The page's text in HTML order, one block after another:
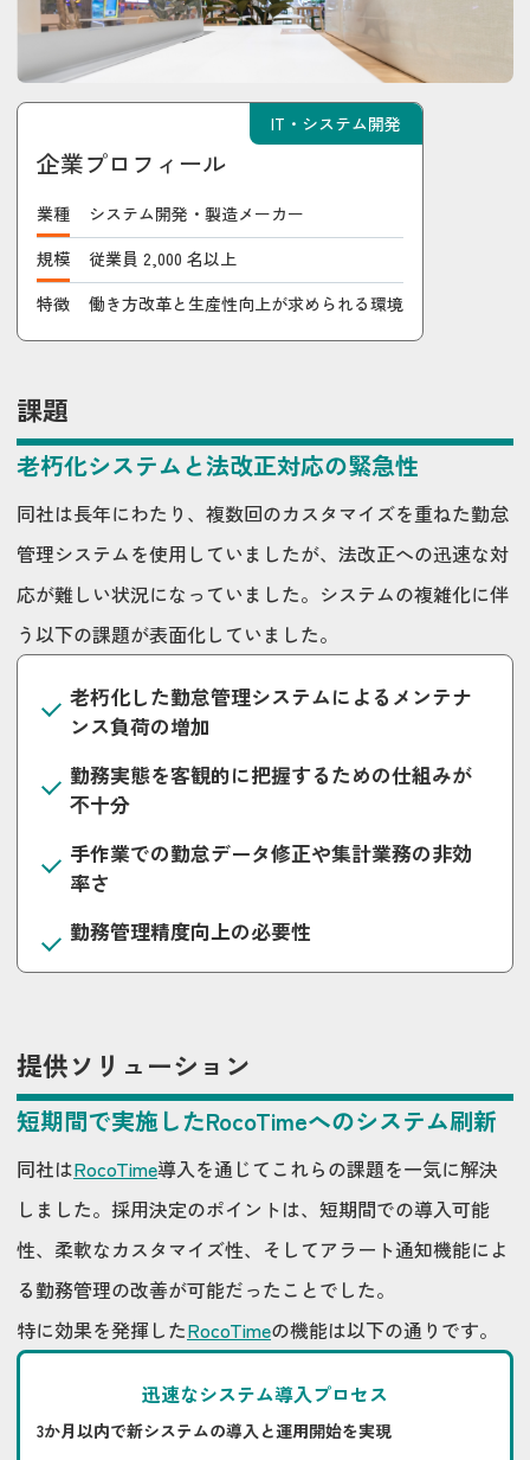
IT・システム開発
企業プロフィール
業種
システム開発・製造メーカー
規模
従業員 2,000 名以上
特徴
働き方改革と生産性向上が求められる環境
課題
老朽化システムと法改正対応の緊急性
同社は長年にわたり、複数回のカスタマイズを重ねた勤怠
管理システムを使用していましたが、法改正への迅速な対
応が難しい状況になっていました。システムの複雑化に伴
う以下の課題が表面化していました。
老朽化した勤怠管理システムによるメンテナ
ンス負荷の増加
勤務実態を客観的に把握するための仕組みが
不十分
手作業での勤怠データ修正や集計業務の非効
率さ
勤務管理精度向上の必要性
提供ソリューション
短期間で実施したRocoTimeへのシステム刷新
同社はRocoTime導入を通じてこれらの課題を一気に解決
しました。採用決定のポイントは、短期間での導入可能
性、柔軟なカスタマイズ性、そしてアラート通知機能によ
る勤務管理の改善が可能だったことでした。
特に効果を発揮したRocoTimeの機能は以下の通りです。
迅速なシステム導入プロセス
3か月以内で新システムの導入と運用開始を実現